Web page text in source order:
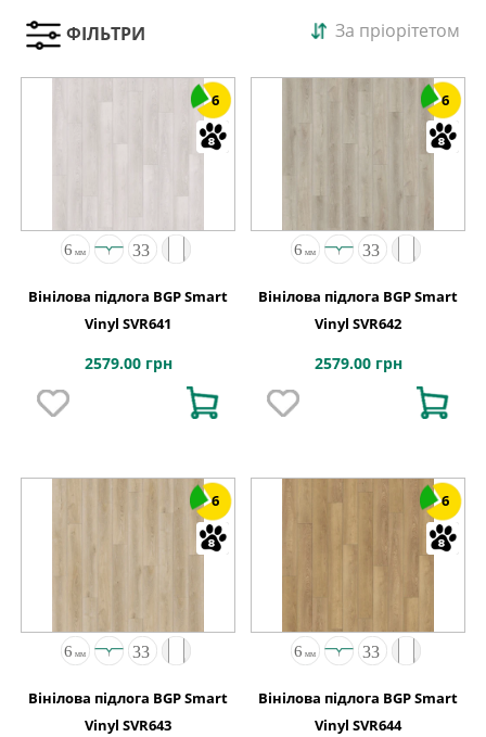
ФІЛЬТРИ За пріорітетом
6
Вінілова підлога BGP Smart
Vinyl SVR641
2579.00 грн
6
Вінілова підлога BGP Smart
Vinyl SVR642
2579.00 грн
6
Вінілова підлога BGP Smart
Vinyl SVR643
6
Вінілова підлога BGP Smart
Vinyl SVR644